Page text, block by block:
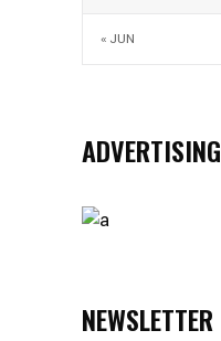
« JUN
ADVERTISING
NEWSLETTER